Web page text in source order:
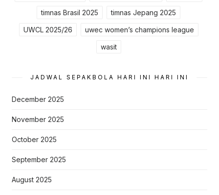
timnas Brasil 2025 timnas Jepang 2025
UWCL 2025/26 uwec women’s champions league
wasit
JADWAL SEPAKBOLA HARI INI HARI INI
December 2025
November 2025
October 2025
September 2025
August 2025